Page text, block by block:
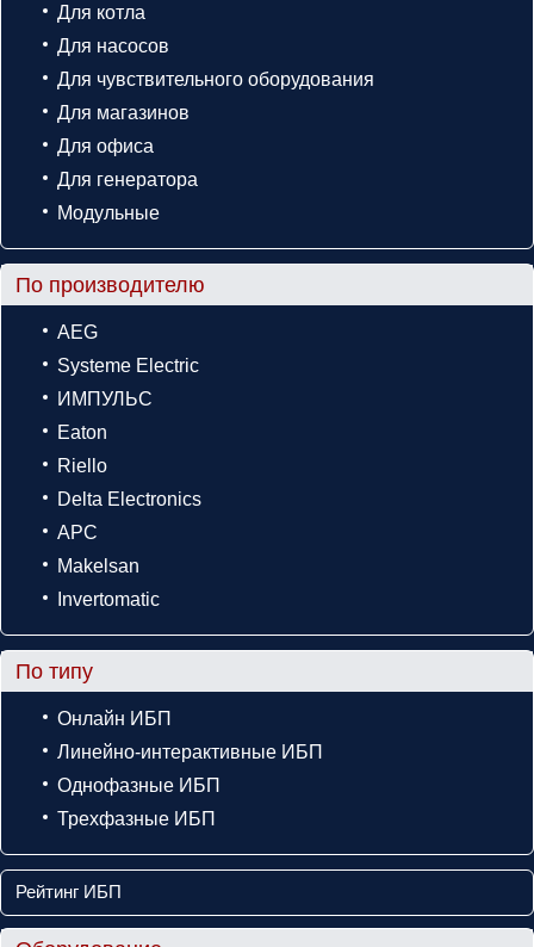
Для котла
Для насосов
Для чувствительного оборудования
Для магазинов
Для офиса
Для генератора
Модульные
По производителю
AEG
Systeme Electric
ИМПУЛЬС
Eaton
Riello
Delta Electronics
APC
Makelsan
Invertomatic
По типу
Онлайн ИБП
Линейно-интерактивные ИБП
Однофазные ИБП
Трехфазные ИБП
Рейтинг ИБП